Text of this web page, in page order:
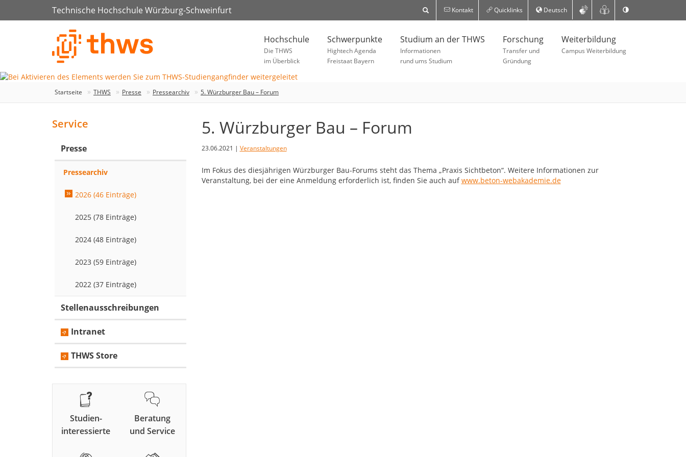
Technische Hochschule Würzburg-Schweinfurt Kontakt Quicklinks Deutsch
Hochschule
Die THWS
im Überblick
Schwerpunkte
Hightech Agenda
Freistaat Bayern
Studium an der THWS
Informationen
rund ums Studium
Forschung
Transfer und
Gründung
Weiterbildung
Campus Weiterbildung
Startseite THWS Presse Pressearchiv 5. Würzburger Bau – Forum
5. Würzburger Bau – Forum
23.06.2021 | Veranstaltungen
Im Fokus des diesjährigen Würzburger Bau-Forums steht das Thema „Praxis Sichtbeton“. Weitere Informationen zur
Veranstaltung, bei der eine Anmeldung erforderlich ist, finden Sie auch aufwww.beton-webakademie.de
Service
Presse
Pressearchiv
2026 (46 Einträge)
2025 (78 Einträge)
2024 (48 Einträge)
2023 (59 Einträge)
2022 (37 Einträge)
Stellenausschreibungen
Intranet
THWS Store
Studien-
interessierte
Beratung
und Service